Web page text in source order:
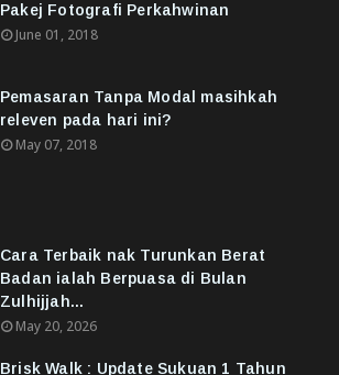
Pakej Fotografi Perkahwinan
June 01, 2018
Pemasaran Tanpa Modal masihkah
releven pada hari ini?
May 07, 2018
Cara Terbaik nak Turunkan Berat
Badan ialah Berpuasa di Bulan
Zulhijjah...
May 20, 2026
Brisk Walk : Update Sukuan 1 Tahun